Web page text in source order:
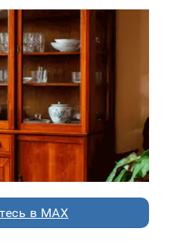
в MAX